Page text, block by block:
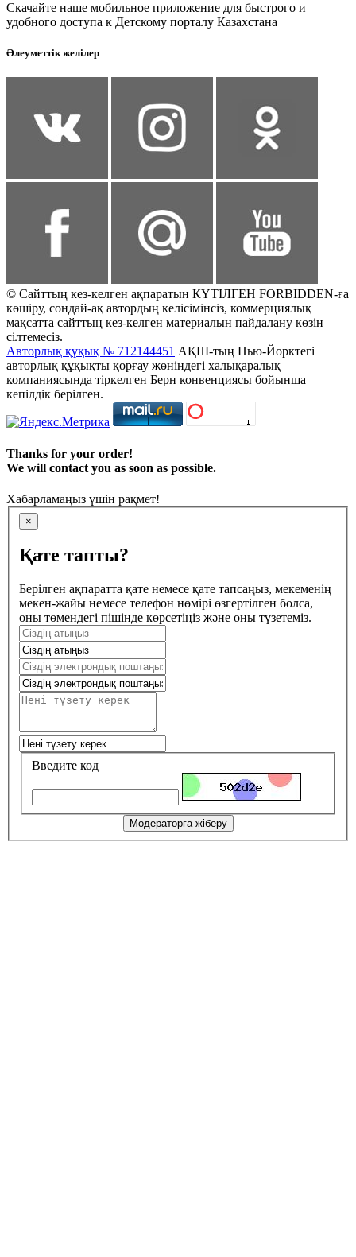
Скачайте наше мобильное приложение для быстрого и
удобного доступа к Детскому порталу Казахстана
Әлеуметтік желілер
© Сайттың кез-келген ақпаратын КҮТІЛГЕН FORBIDDEN-ға
көшіру, сондай-ақ автордың келісімінсіз, коммерциялық
мақсатта сайттың кез-келген материалын пайдалану көзін
сілтемесіз.
Авторлық құқық № 712144451 АҚШ-тың Нью-Йорктегі
авторлық құқықты қорғау жөніндегі халықаралық
компаниясында тіркелген Берн конвенциясы бойынша
кепілдік берілген.
Thanks for your order!
We will contact you as soon as possible.
Хабарламаңыз үшін рақмет!
×
Қате тапты?
Берілген ақпаратта қате немесе қате тапсаңыз, мекеменің
мекен-жайы немесе телефон нөмірі өзгертілген болса,
оны төмендегі пішінде көрсетіңіз және оны түзетеміз.
Введите код
Модераторға жіберу